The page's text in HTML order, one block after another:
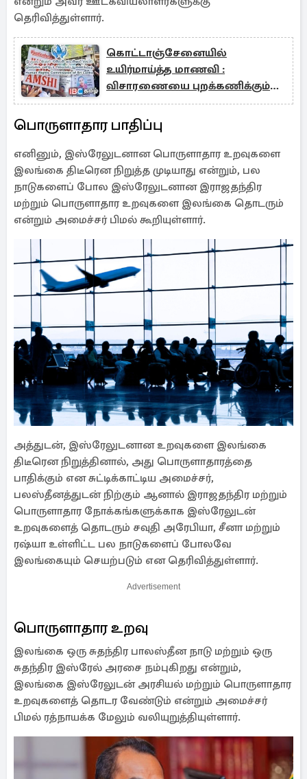
தெரிவித்துள்ளார்.
கொட்டாஞ்சேனையில்
உயிர்மாய்த்த மாணவி :
விசாரணையை புறக்கணிக்கும்
அதிபர், ஆசிரியர்
பொருளாதார பாதிப்பு
எனினும், இஸ்ரேலுடனான பொருளாதார உறவுகளை
இலங்கை திடீரென நிறுத்த முடியாது என்றும், பல
நாடுகளைப் போல இஸ்ரேலுடனான இராஜதந்திர
மற்றும் பொருளாதார உறவுகளை இலங்கை தொடரும்
என்றும் அமைச்சர் பிமல் கூறியுள்ளார்.
அத்துடன், இஸ்ரேலுடனான உறவுகளை இலங்கை
திடீரென நிறுத்தினால், அது பொருளாதாரத்தை
பாதிக்கும் என சுட்டிக்காட்டிய அமைச்சர்,
பலஸ்தீனத்துடன் நிற்கும் ஆனால் இராஜதந்திர மற்றும்
பொருளாதார நோக்கங்களுக்காக இஸ்ரேலுடன்
உறவுகளைத் தொடரும் சவுதி அரேபியா, சீனா மற்றும்
ரஷ்யா உள்ளிட்ட பல நாடுகளைப் போலவே
இலங்கையும் செயற்படும் என தெரிவித்துள்ளார்.
Advertisement
பொருளாதார உறவு
இலங்கை ஒரு சுதந்திர பாலஸ்தீன நாடு மற்றும் ஒரு
சுதந்திர இஸ்ரேல் அரசை நம்புகிறது என்றும்,
இலங்கை இஸ்ரேலுடன் அரசியல் மற்றும் பொருளாதார
உறவுகளைத் தொடர வேண்டும் என்றும் அமைச்சர்
பிமல் ரத்நாயக்க மேலும் வலியுறுத்தியுள்ளார்.